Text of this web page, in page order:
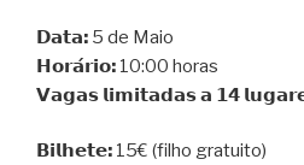
𝗗𝗮𝘁𝗮: 5 de Maio
𝗛𝗼𝗿𝗮́𝗿𝗶𝗼: 10:00 horas
𝗩𝗮𝗴𝗮𝘀 𝗹𝗶𝗺𝗶𝘁𝗮𝗱𝗮𝘀 𝗮 𝟭𝟰
𝗕𝗶𝗹𝗵𝗲𝘁𝗲: 15€ (filho gratuito)